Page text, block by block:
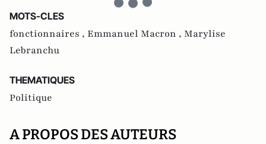
MOTS-CLES
fonctionnaires , Emmanuel Macron , Marylise
Lebranchu
THEMATIQUES
Politique
A PROPOS DES AUTEURS